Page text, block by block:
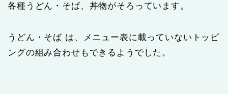
各種うどん・そば、丼物がそろっています。
うどん・そば は、メニュー表に載っていないトッピ
ングの組み合わせもできるようでした。